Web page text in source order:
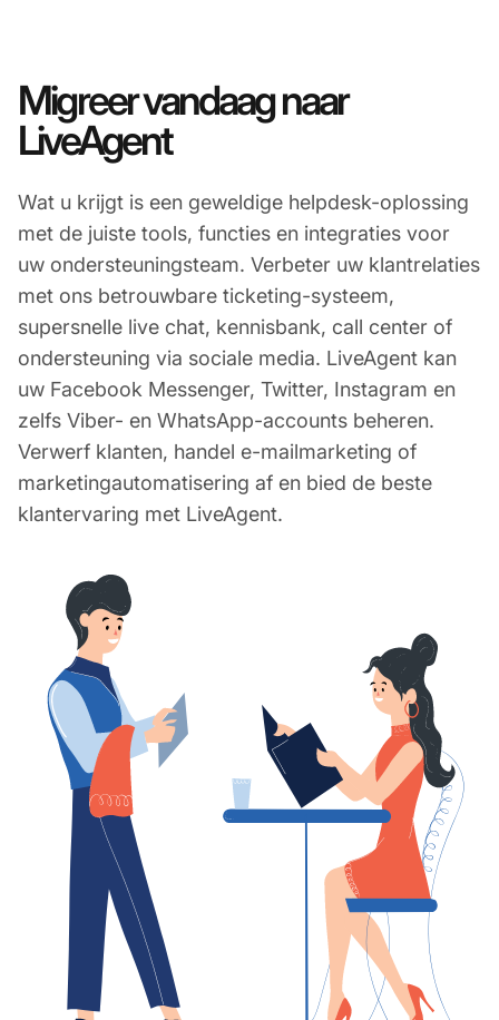
Migreer vandaag naar
LiveAgent
Wat u krijgt is een geweldige helpdesk-oplossing
met de juiste tools, functies en integraties voor
uw ondersteuningsteam. Verbeter uw klantrelaties
met ons betrouwbare ticketing-systeem,
supersnelle live chat, kennisbank, call center of
ondersteuning via sociale media. LiveAgent kan
uw Facebook Messenger, Twitter, Instagram en
zelfs Viber- en WhatsApp-accounts beheren.
Verwerf klanten, handel e-mailmarketing of
marketingautomatisering af en bied de beste
klantervaring met LiveAgent.